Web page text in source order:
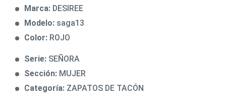
Marca: DESIREE
Modelo: saga13
Color: ROJO
Serie: SEÑORA
Sección: MUJER
Categoría: ZAPATOS DE TACÓN